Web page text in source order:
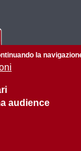
la
audience